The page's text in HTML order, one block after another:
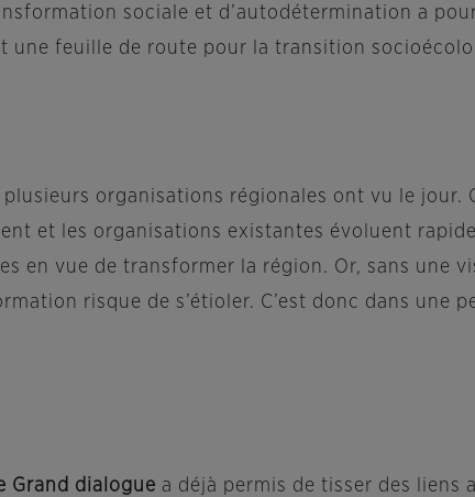
sociale et d’autodétermination a
une feuille de route pour la transition
organisations régionales ont vu le
et les organisations existantes évoluent
en vue de transformer la région. Or, sans une
risque de s’étioler. C’est donc dans une
Grand dialogue a déjà permis de tisser des liens